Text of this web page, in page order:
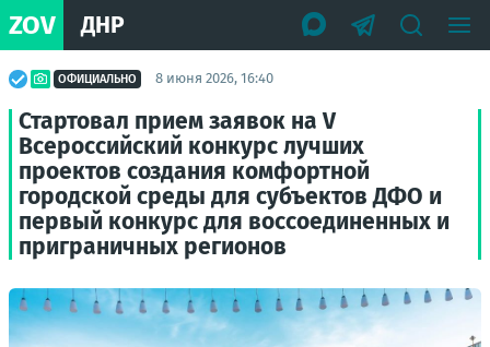
ZOV ДНР
ОФИЦИАЛЬНО 8 июня 2026, 16:40
Стартовал прием заявок на V
Всероссийский конкурс лучших
проектов создания комфортной
городской среды для субъектов ДФО и
первый конкурс для воссоединенных и
приграничных регионов